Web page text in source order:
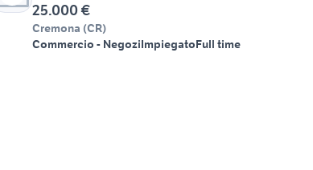
25.000 €
Cremona (CR)
Commercio - NegoziImpiegatoFull time